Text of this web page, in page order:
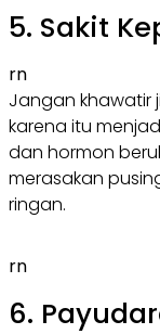
5. Sakit
rn
Jangan khawatir
karena itu
dan hormon
merasakan
ringan.
rn
6.